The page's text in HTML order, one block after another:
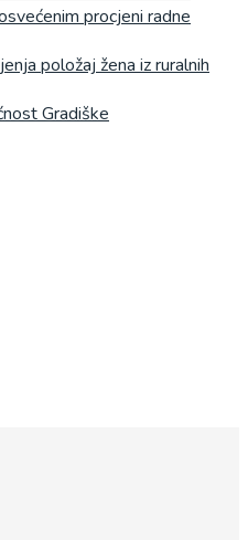
procjeni radne
položaj žena iz ruralnih
Gradiške